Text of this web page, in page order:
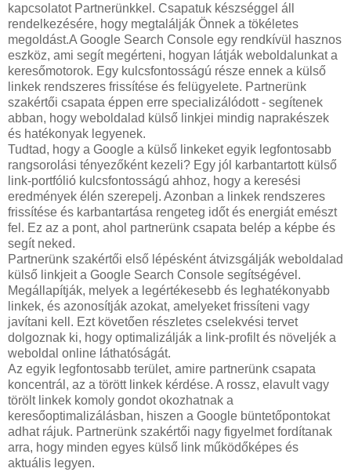
kapcsolatot Partnerünkkel. Csapatuk készséggel áll
rendelkezésére, hogy megtalálják Önnek a tökéletes
megoldást.A Google Search Console egy rendkívül hasznos
eszköz, ami segít megérteni, hogyan látják weboldalunkat a
keresőmotorok. Egy kulcsfontosságú része ennek a külső
linkek rendszeres frissítése és felügyelete. Partnerünk
szakértői csapata éppen erre specializálódott - segítenek
abban, hogy weboldalad külső linkjei mindig naprakészek
és hatékonyak legyenek.
Tudtad, hogy a Google a külső linkeket egyik legfontosabb
rangsorolási tényezőként kezeli? Egy jól karbantartott külső
link-portfólió kulcsfontosságú ahhoz, hogy a keresési
eredmények élén szerepelj. Azonban a linkek rendszeres
frissítése és karbantartása rengeteg időt és energiát emészt
fel. Ez az a pont, ahol partnerünk csapata belép a képbe és
segít neked.
Partnerünk szakértői első lépésként átvizsgálják weboldalad
külső linkjeit a Google Search Console segítségével.
Megállapítják, melyek a legértékesebb és leghatékonyabb
linkek, és azonosítják azokat, amelyeket frissíteni vagy
javítani kell. Ezt követően részletes cselekvési tervet
dolgoznak ki, hogy optimalizálják a link-profilt és növeljék a
weboldal online láthatóságát.
Az egyik legfontosabb terület, amire partnerünk csapata
koncentrál, az a törött linkek kérdése. A rossz, elavult vagy
törölt linkek komoly gondot okozhatnak a
keresőoptimalizálásban, hiszen a Google büntetőpontokat
adhat rájuk. Partnerünk szakértői nagy figyelmet fordítanak
arra, hogy minden egyes külső link működőképes és
aktuális legyen.